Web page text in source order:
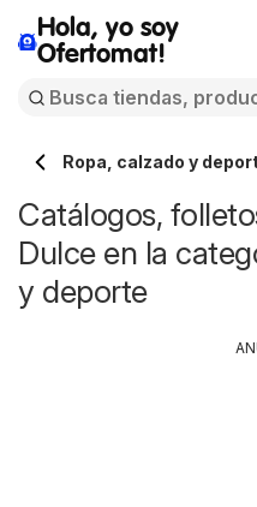
Hola, yo soy
Ofertomat!
Ropa, calzado y
Catálogos,
Dulce en la
y deporte